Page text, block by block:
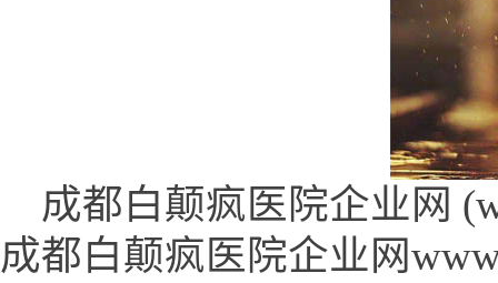
成都白颠疯医院企业网
成都白颠疯医院企业网